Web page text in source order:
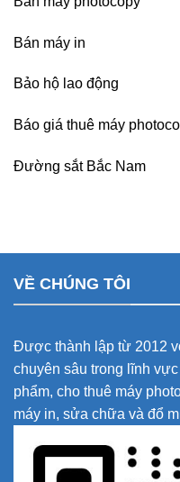
Bán máy in
Bảo hộ lao động
Báo giá thuê máy
Đường sắt Bắc Nam
VỀ CHÚNG TÔI
Được thành lập từ 2012
chuyên sâu trong lĩnh
phẩm, cho thuê máy
máy in, sửa chữa và đổ